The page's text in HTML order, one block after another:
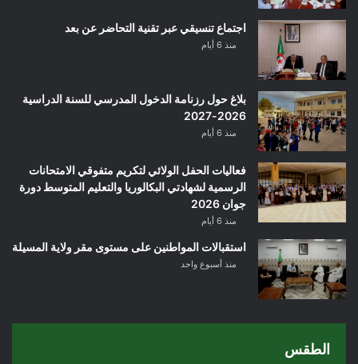
اجتماع تنسيقي عبر تقنية التحاضر عن بعد
منذ 6 أيام
بلاغ حول رزنامة الدخول المدرسي للسنة الدراسية
2026-2027
منذ 6 أيام
فعاليات الحفل الولائي لتكريم متفوقي الامتحانات
الرسمية لشهادتي البكالوريا والتعليم المتوسط دورة
جوان 2026
منذ 6 أيام
استقبالات المواطنين على مستوى مقر ولاية المسيلة
منذ أسبوع واحد
الطقس